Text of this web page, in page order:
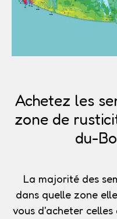
Achetez les
zone de
du-
La majorité des
dans quelle zone
vous d'acheter